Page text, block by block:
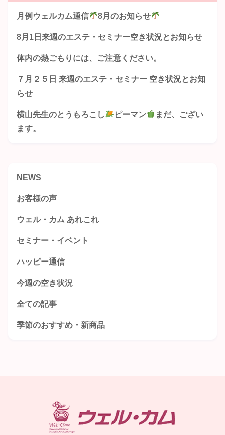
月例ウェルカム通信 8月のお知らせ
8月1日来週のエステ・セミナー空き状況とお知らせ
体内の熱ごもりには、ご注意ください。
７月２５日 来週のエステ・セミナー 空き状況とお知
らせ
横山先生のとうもろこし ピーマン
まだ、ござい
ます。
NEWS
お客様の声
ウェル・カム あれこれ
セミナー・イベント
ハッピー通信
今週の空き状況
全ての記事
季節のおすすめ・新商品